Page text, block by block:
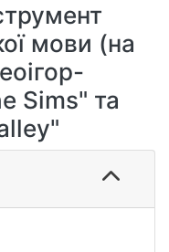
мови (на
Sims" та